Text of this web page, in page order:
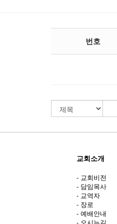
번호
교회소개
- 교회비전
- 담임목사
- 교역자
- 장로
- 예배안내